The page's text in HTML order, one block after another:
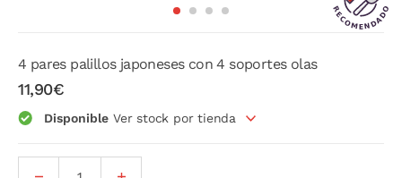
4 pares palillos japoneses con 4 soportes olas
11,90€
Disponible Ver stock por tienda